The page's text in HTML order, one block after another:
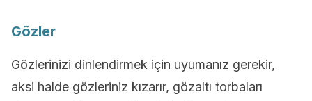
Gözler
Gözlerinizi dinlendirmek için uyumanız gerekir,
aksi halde gözleriniz kızarır, gözaltı torbaları